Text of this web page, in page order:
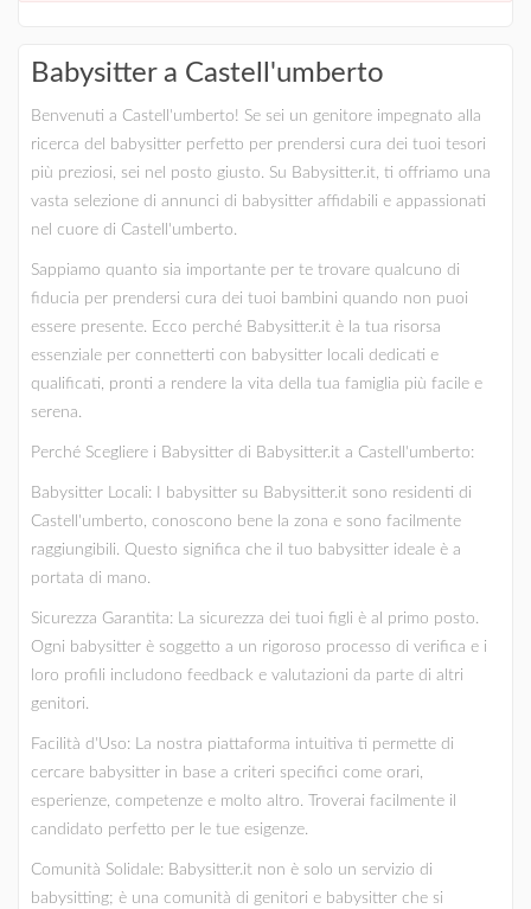
Babysitter a Castell'umberto
Benvenuti a Castell'umberto! Se sei un genitore impegnato alla
ricerca del babysitter perfetto per prendersi cura dei tuoi tesori
più preziosi, sei nel posto giusto. Su Babysitter.it, ti offriamo una
vasta selezione di annunci di babysitter affidabili e appassionati
nel cuore di Castell'umberto.
Sappiamo quanto sia importante per te trovare qualcuno di
fiducia per prendersi cura dei tuoi bambini quando non puoi
essere presente. Ecco perché Babysitter.it è la tua risorsa
essenziale per connetterti con babysitter locali dedicati e
qualificati, pronti a rendere la vita della tua famiglia più facile e
serena.
Perché Scegliere i Babysitter di Babysitter.it a Castell'umberto:
Babysitter Locali: I babysitter su Babysitter.it sono residenti di
Castell'umberto, conoscono bene la zona e sono facilmente
raggiungibili. Questo significa che il tuo babysitter ideale è a
portata di mano.
Sicurezza Garantita: La sicurezza dei tuoi figli è al primo posto.
Ogni babysitter è soggetto a un rigoroso processo di verifica e i
loro profili includono feedback e valutazioni da parte di altri
genitori.
Facilità d'Uso: La nostra piattaforma intuitiva ti permette di
cercare babysitter in base a criteri specifici come orari,
esperienze, competenze e molto altro. Troverai facilmente il
candidato perfetto per le tue esigenze.
Comunità Solidale: Babysitter.it non è solo un servizio di
babysitting; è una comunità di genitori e babysitter che si